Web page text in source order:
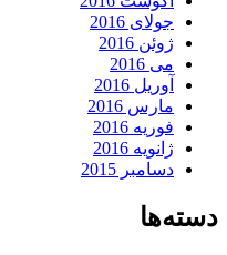
جولای 2016
ژوئن 2016
می 2016
آوریل 2016
مارس 2016
فوریه 2016
ژانویه 2016
دسامبر 2015
دسته‌ها